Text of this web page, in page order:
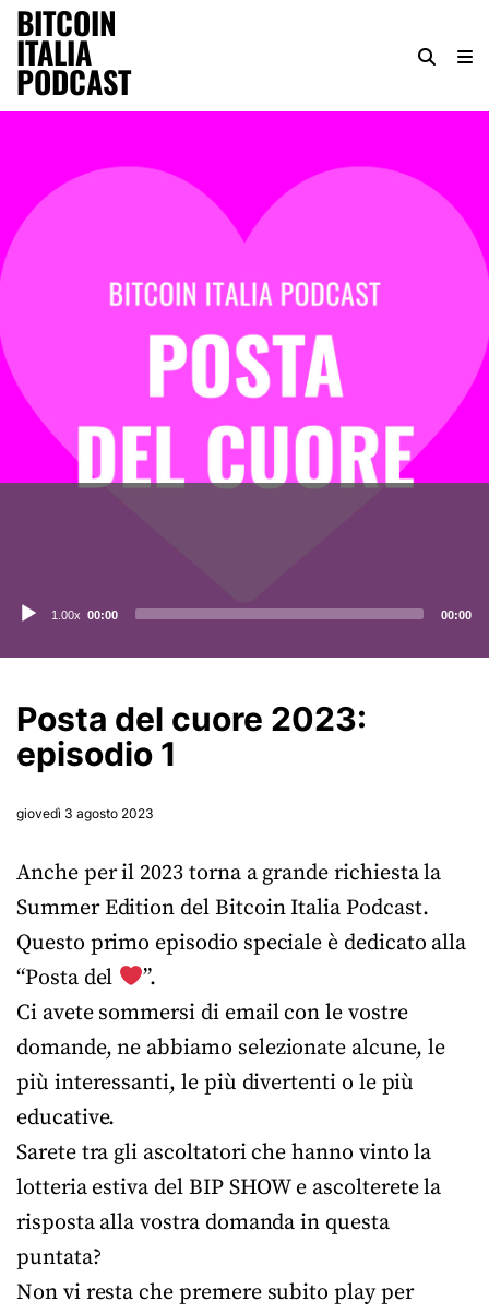
BITCOIN
ITALIA
PODCAST
Audio
1.00x 00:00 00:00
Posta del cuore 2023:
episodio 1
giovedì 3 agosto 2023
Anche per il 2023 torna a grande richiesta la
Summer Edition del Bitcoin Italia Podcast.
Questo primo episodio speciale è dedicato alla
“Posta del
”.
Ci avete sommersi di email con le vostre
domande, ne abbiamo selezionate alcune, le
più interessanti, le più divertenti o le più
educative.
Sarete tra gli ascoltatori che hanno vinto la
lotteria estiva del BIP SHOW e ascolterete la
risposta alla vostra domanda in questa
puntata?
Non vi resta che premere subito play per